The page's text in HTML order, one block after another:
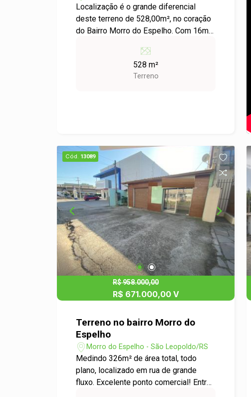
Localização é o grande diferencial
deste terreno de 528,00m², no coração
do Bairro Morro do Espelho. Com 16m
uma ótima opção para o seu futuro
negócio. Converse com nosso time
para conhecer mais informações e
528 m²
Terreno
Cód. 13089
R$ 958.000,00
R$ 671.000,00 V
Terreno no bairro Morro do
Espelho
Morro do Espelho - São Leopoldo/RS
Medindo 326m² de área total, todo
plano, localizado em rua de grande
fluxo. Excelente ponto comercial! Entre